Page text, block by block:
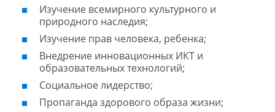
Изучение всемирного культурного и
природного наследия;
Изучение прав человека, ребенка;
Внедрение инновационных ИКТ и
образовательных технологий;
Социальное лидерство;
Пропаганда здорового образа жизни;